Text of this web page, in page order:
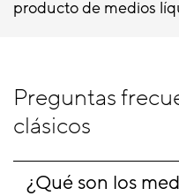
producto de medios
Preguntas
clásicos
¿Qué son los